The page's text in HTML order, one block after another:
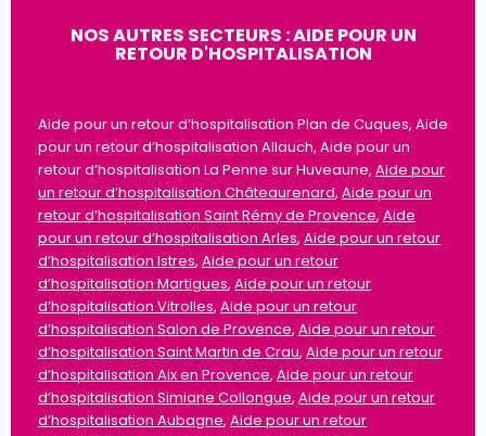
NOS AUTRES SECTEURS : AIDE POUR UN
RETOUR D'HOSPITALISATION
Aide pour un retour d’hospitalisation Plan de Cuques, Aide
pour un retour d’hospitalisation Allauch, Aide pour un
retour d’hospitalisation La Penne sur Huveaune, Aide pour
un retour d’hospitalisation Châteaurenard, Aide pour un
retour d’hospitalisation Saint Rémy de Provence, Aide
pour un retour d’hospitalisation Arles, Aide pour un retour
d’hospitalisation Istres, Aide pour un retour
d’hospitalisation Martigues, Aide pour un retour
d’hospitalisation Vitrolles, Aide pour un retour
d’hospitalisation Salon de Provence, Aide pour un retour
d’hospitalisation Saint Martin de Crau, Aide pour un retour
d’hospitalisation Aix en Provence, Aide pour un retour
d’hospitalisation Simiane Collongue, Aide pour un retour
d’hospitalisation Aubagne, Aide pour un retour